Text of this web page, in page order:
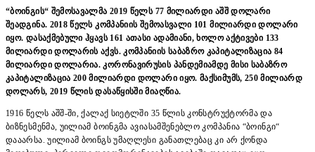
“ბოინგის“ შემოსავალმა 2019 წელს 77 მილიარდი აშშ დოლარი
შეადგინა. 2018 წელს კომპანიის შემოასვალი 101 მილიარდი დოლარი
იყო. დასაქმებული ჰყავს 161 ათასი ადამიანი, ხოლო აქტივები 133
მილიარდი დოლარის აქვს. კომპანიის საბაზრო კაპიტალიზაცია 84
მილიარდი დოლარია. კორონავირუსის პანდემიამდე მისი საბაზრო
კაპიტალიზაცია 200 მილიარდი დოლარი იყო. მაქსიმუმს, 250 მილიარდ
დოლარს, 2019 წლის დასაწყისში მიაღწია.
1916 წელს აშშ-ში, ქალაქ სიეტლში 35 წლის კონსტრუქტორმა და
ბიზნესმენმა, უილიამ ბოინგმა ავიასამშენებლო კომპანია “ბოინგი“
დააარსა. უილიამ ბოინგს უმაღლესი განათლებაც კი არ ქონდა